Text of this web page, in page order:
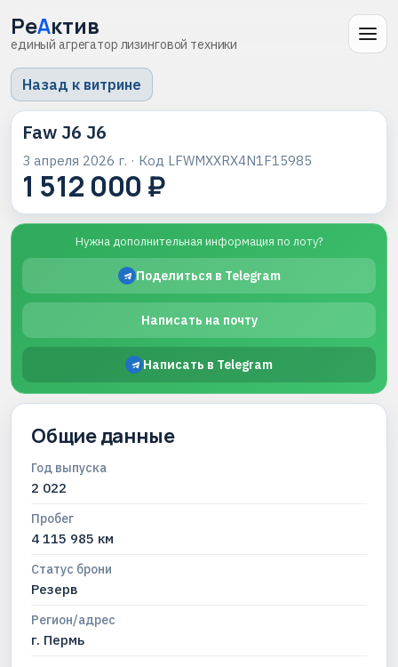
РеАктив
единый агрегатор лизинговой техники
Назад к витрине
Faw J6 J6
3 апреля 2026 г. · Код LFWMXXRX4N1F15985
1 512 000 ₽
Нужна дополнительная информация по лоту?
Поделиться в Telegram
Написать на почту
Написать в Telegram
Общие данные
Год выпуска
2 022
Пробег
4 115 985 км
Статус брони
Резерв
Регион/адрес
г. Пермь